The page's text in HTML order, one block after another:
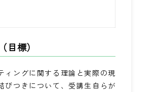
目標）
ィングに関する理論と実際の現
びつきについて、受講生自らが